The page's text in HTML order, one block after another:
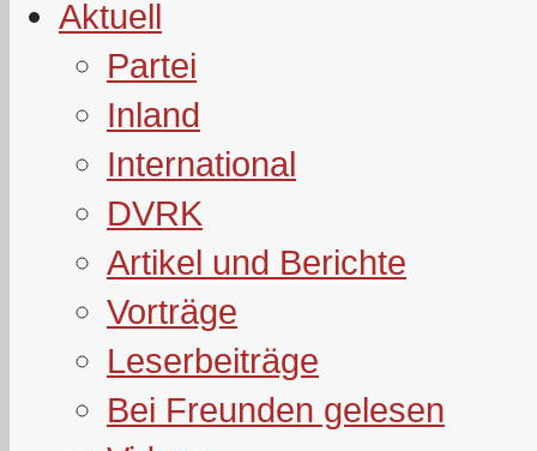
Aktuell
Partei
Inland
International
DVRK
Artikel und Berichte
Vorträge
Leserbeiträge
Bei Freunden gelesen